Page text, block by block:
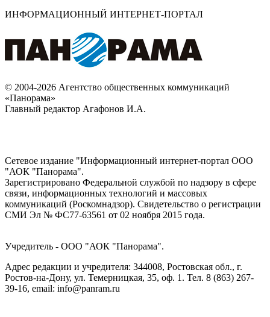
ИНФОРМАЦИОННЫЙ ИНТЕРНЕТ-ПОРТАЛ
© 2004-2026 Агентство общественных коммуникаций
«Панорама»
Главный редактор Агафонов И.А.
Сетевое издание "Информационный интернет-портал ООО
"АОК "Панорама".
Зарегистрировано Федеральной службой по надзору в сфере
связи, информационных технологий и массовых
коммуникаций (Роскомнадзор). Cвидетельство о регистрации
СМИ Эл № ФС77-63561 от 02 ноября 2015 года.
Учредитель - ООО "АОК "Панорама".
Адрес редакции и учредителя: 344008, Ростовская обл., г.
Ростов-на-Дону, ул. Темерницкая, 35, оф. 1. Тел. 8 (863) 267-
39-16, email: info@panram.ru